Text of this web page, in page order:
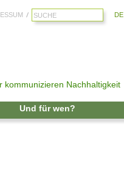
kommunizieren Nachhaltigkeit
DE
Inhalt springen
Und für wen?